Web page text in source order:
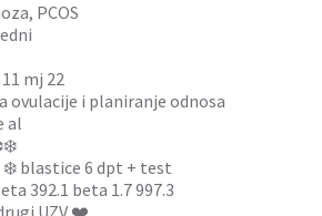
PCOS
mj 22
ovulacije i planiranje odnosa
al
❄️ blastice 6 dpt + test
392.1 beta 1.7 997.3
UZV ❤️